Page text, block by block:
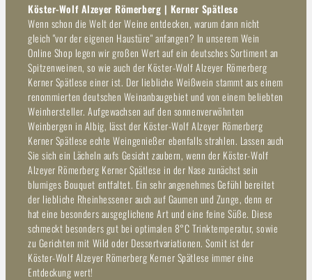
Köster-Wolf Alzeyer Römerberg | Kerner Spätlese
Wenn schon die Welt der Weine entdecken, warum dann nicht
gleich "vor der eigenen Haustüre" anfangen? In unserem Wein
Online Shop legen wir großen Wert auf ein deutsches Sortiment an
Spitzenweinen, so wie auch der Köster-Wolf Alzeyer Römerberg
Kerner Spätlese einer ist. Der liebliche Weißwein stammt aus einem
renommierten deutschen Weinanbaugebiet und von einem beliebten
Weinhersteller. Aufgewachsen auf den sonnenverwöhnten
Weinbergen in Albig, lässt der Köster-Wolf Alzeyer Römerberg
Kerner Spätlese echte Weingenießer ebenfalls strahlen. Lassen auch
Sie sich ein Lächeln aufs Gesicht zaubern, wenn der Köster-Wolf
Alzeyer Römerberg Kerner Spätlese in der Nase zunächst sein
blumiges Bouquet entfaltet. Ein sehr angenehmes Gefühl bereitet
der liebliche Rheinhessener auch auf Gaumen und Zunge, denn er
hat eine besonders ausgeglichene Art und eine feine Süße. Diese
schmeckt besonders gut bei optimalen 8°C Trinktemperatur, sowie
zu Gerichten mit Wild oder Dessertvariationen. Somit ist der
Köster-Wolf Alzeyer Römerberg Kerner Spätlese immer eine
Entdeckung wert!